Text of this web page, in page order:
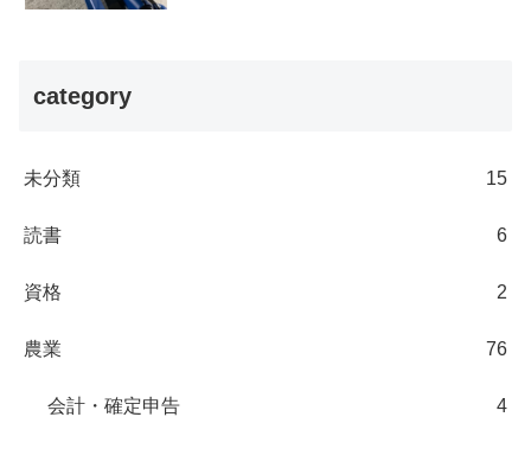
category
未分類 15
読書 6
資格 2
農業 76
会計・確定申告 4